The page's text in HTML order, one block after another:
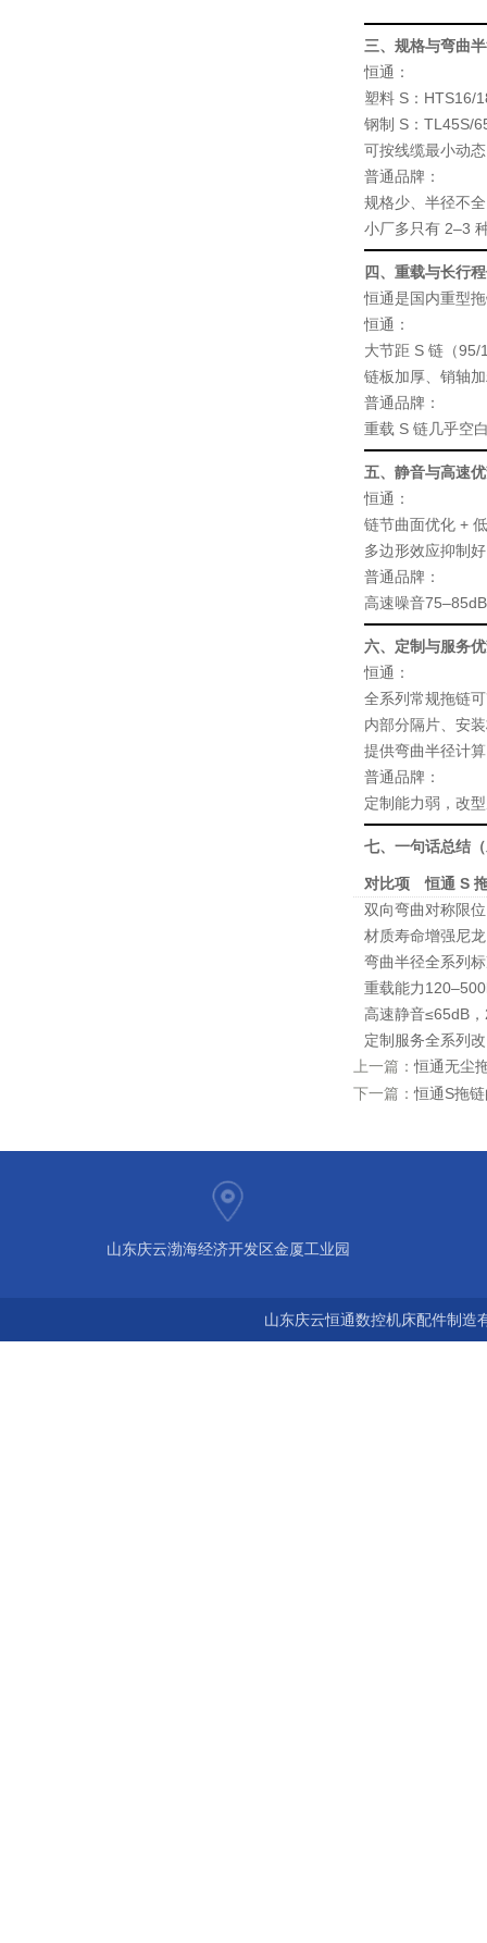
三、规格与弯曲
恒通 ：
塑料 S：HTS16/
钢制 S：TL45S/
可按线缆最小动
普通品牌 ：
规格少、半径不
小厂多只有 2–3
四、重载与长行
恒通是国内重型
恒通 ：
大节距 S 链（95/
链板加厚、销轴
普通品牌 ：
重载 S 链几乎空
五、静音与高速
恒通 ：
链节曲面优化 +
多边形效应抑制
普通品牌 ：
高速噪音75–85dB
六、定制与服务
恒通 ：
全系列常规拖链
内部分隔片、安
提供弯曲半径计
普通品牌 ：
定制能力弱，改
七、一句话总结
对比项
恒通 S
双向弯曲对称限
材质寿命增强尼
弯曲半径全系列
重载能力
高速静音≤65dB
定制服务全系列
上一篇：恒通无尘
下一篇：恒通S拖
山东庆云渤海经济开发区金厦工业园
山东庆云恒通数控机床配件制